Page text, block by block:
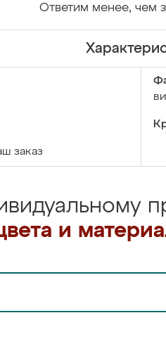
Ответим менее, чем
заказ
и